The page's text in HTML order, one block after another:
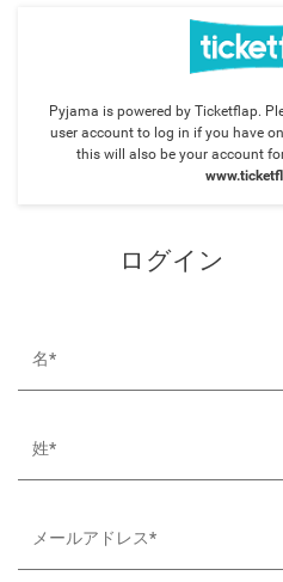
Pyjama is powered by Ticketflap.
user account to log in if you have
this will also be your account
ログイン